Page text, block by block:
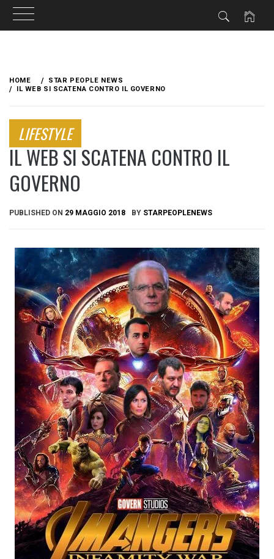
content
HOME
STAR PEOPLE NEWS
IL WEB SI SCATENA CONTRO IL GOVERNO
LIFESTYLE
IL WEB SI SCATENA CONTRO IL
GOVERNO
PUBLISHED ON 29 MAGGIO 2018 BY STARPEOPLENEWS